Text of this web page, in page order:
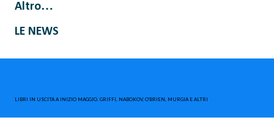
Altro…
LE NEWS
LIBRI IN USCITA A INIZIO MAGGIO. GRIFFI, NABOKOV, O'BRIEN, MURGIA E ALTRI